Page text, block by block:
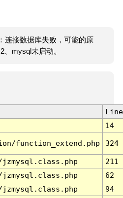
连接数据库失败，可能的原
、mysql未启动。
Line
14
function_extend.php 324
211
62
94